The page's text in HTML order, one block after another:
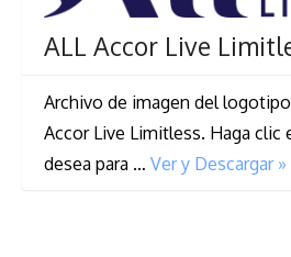
ALL Accor Live
Archivo de imagen del logotipo
Accor Live Limitless. Haga clic
desea para … Ver y Descargar »